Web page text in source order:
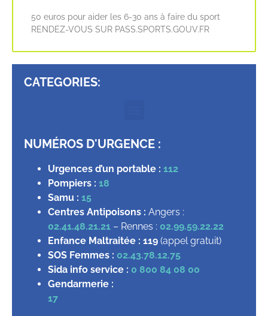
50 euros pour aider les 6-30 ans à faire du sport
RENDEZ-VOUS SUR PASS.SPORTS.GOUV.FR
CATEGORIES:
NUMÉROS D'URGENCE :
Urgences d’un portable : 112
Pompiers : 18
Samu : 15
Centres Antipoisons : Angers :
02.41.48.21.21 – Rennes : 02.99.59.22.22
Enfance Maltraitée : 119 (appel gratuit)
SOS Femmes : 02.43.78.12.75
Sida info service : 0 800 84 08 00
Gendarmerie :
17